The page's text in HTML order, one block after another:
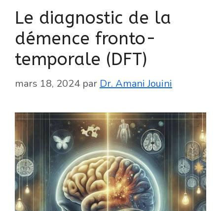
Le diagnostic de la
démence fronto-
temporale (DFT)
mars 18, 2024 par Dr. Amani Jouini